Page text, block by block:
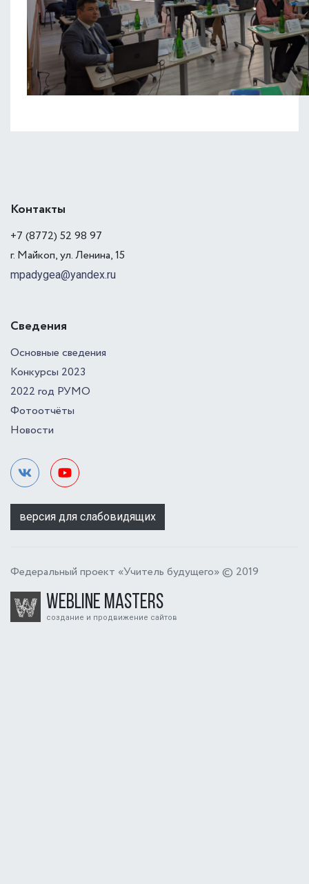
Контакты
+7 (8772) 52 98 97
г. Майкоп, ул. Ленина, 15
mpadygea@yandex.ru
Сведения
Основные сведения
Конкурсы 2023
2022 год РУМО
Фотоотчёты
Новости
версия для слабовидящих
Федеральный проект «Учитель будущего» © 2019
Webline Masters
создание и продвижение сайтов